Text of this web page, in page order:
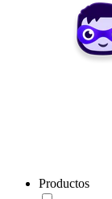
Productos